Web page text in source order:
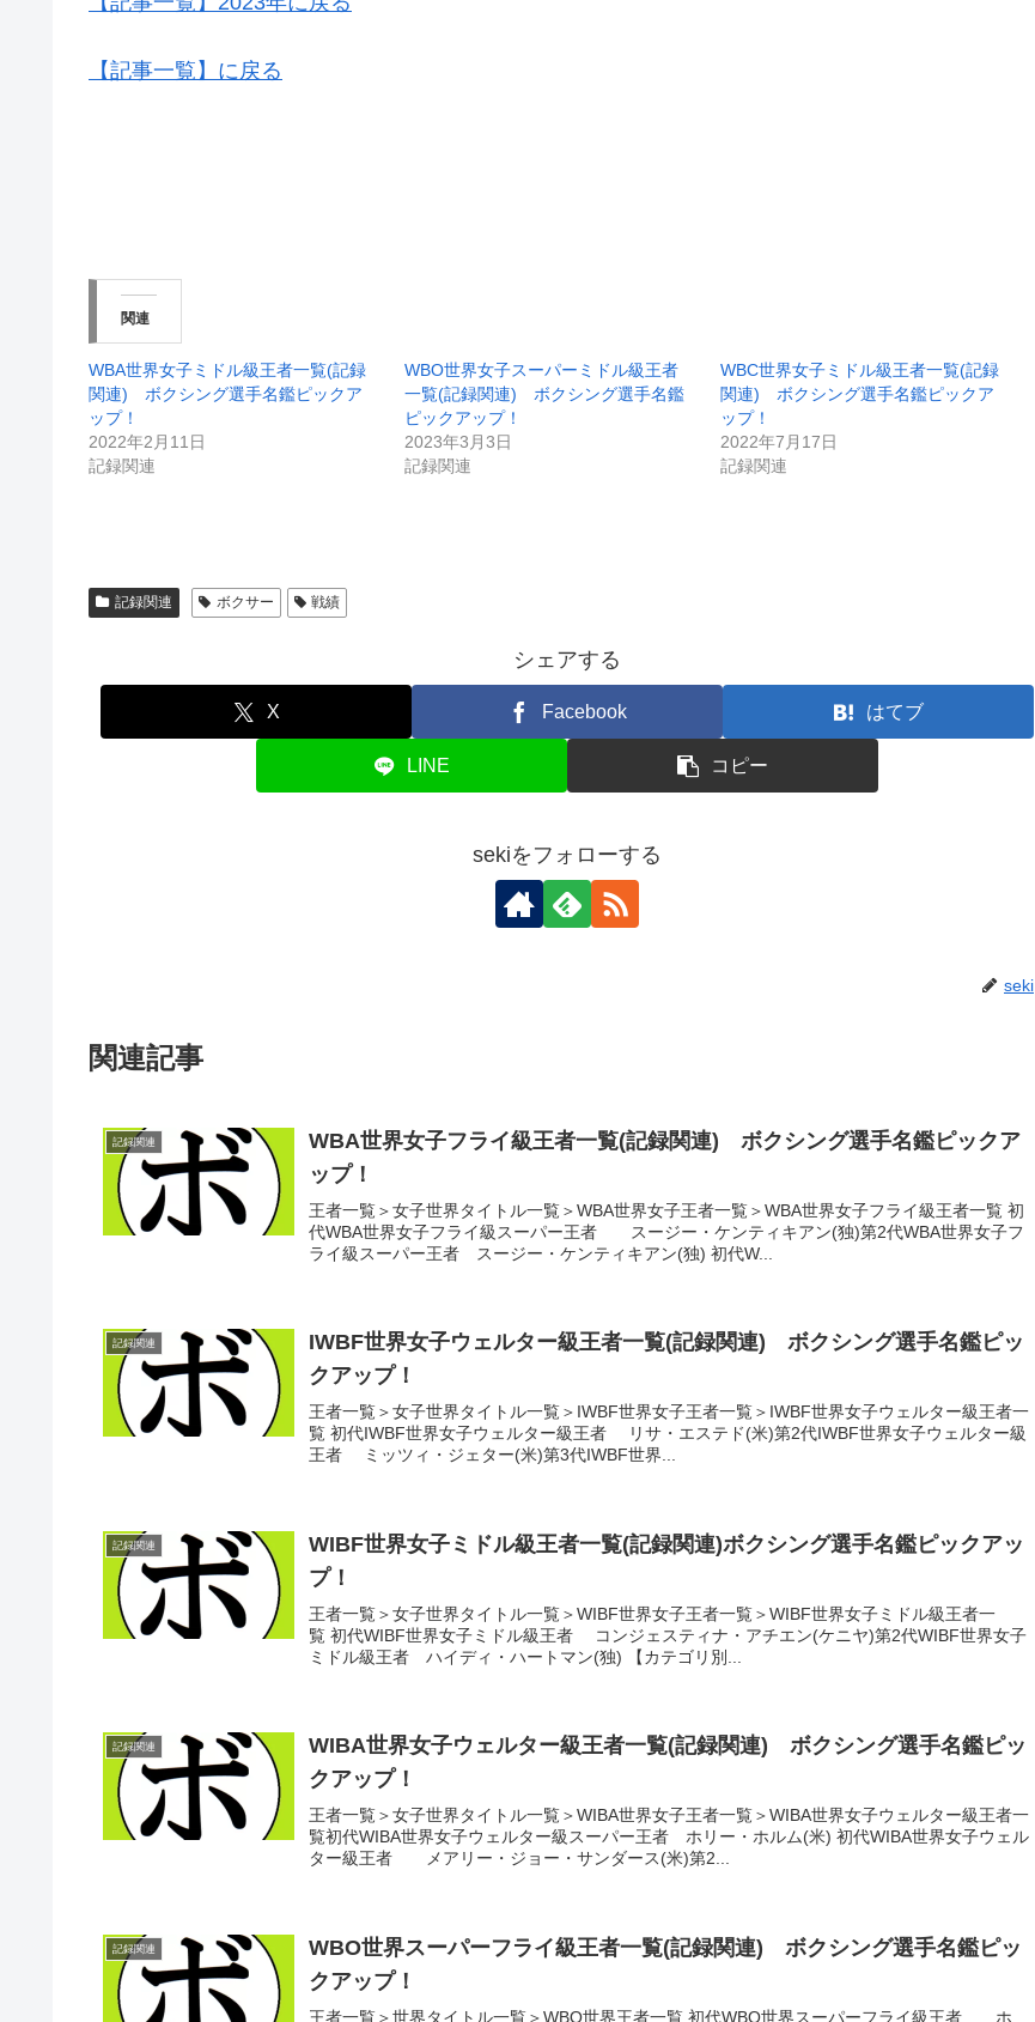
【記事一覧】に戻る
関連
WBA世界女子ミドル級王者一覧(記録
関連) ボクシング選手名鑑ピックア
ップ！
2022年2月11日
記録関連
WBO世界女子スーパーミドル級王者
一覧(記録関連) ボクシング選手名鑑
ピックアップ！
2023年3月3日
記録関連
WBC世界女子ミドル級王者一覧(記録
関連) ボクシング選手名鑑ピックア
ップ！
2022年7月17日
記録関連
記録関連 ボクサー 戦績
シェアする
X Facebook はてブ
LINE コピー
sekiをフォローする
seki
関連記事
記録関連
WBA世界女子フライ級王者一覧(記録関連) ボクシング選手名鑑ピックア
ップ！
王者一覧＞女子世界タイトル一覧＞WBA世界女子王者一覧＞WBA世界女子フライ級王者一覧 初
代WBA世界女子フライ級スーパー王者 スージー・ケンティキアン(独)第2代WBA世界女子フ
ライ級スーパー王者 スージー・ケンティキアン(独) 初代W...
記録関連
IWBF世界女子ウェルター級王者一覧(記録関連) ボクシング選手名鑑ピッ
クアップ！
王者一覧＞女子世界タイトル一覧＞IWBF世界女子王者一覧＞IWBF世界女子ウェルター級王者一
覧 初代IWBF世界女子ウェルター級王者 リサ・エステド(米)第2代IWBF世界女子ウェルター級
王者 ミッツィ・ジェター(米)第3代IWBF世界...
記録関連
WIBF世界女子ミドル級王者一覧(記録関連)ボクシング選手名鑑ピックアッ
プ！
王者一覧＞女子世界タイトル一覧＞WIBF世界女子王者一覧＞WIBF世界女子ミドル級王者一
覧 初代WIBF世界女子ミドル級王者 コンジェスティナ・アチエン(ケニヤ)第2代WIBF世界女子
ミドル級王者 ハイディ・ハートマン(独) 【カテゴリ別...
記録関連
WIBA世界女子ウェルター級王者一覧(記録関連) ボクシング選手名鑑ピッ
クアップ！
王者一覧＞女子世界タイトル一覧＞WIBA世界女子王者一覧＞WIBA世界女子ウェルター級王者一
覧初代WIBA世界女子ウェルター級スーパー王者 ホリー・ホルム(米) 初代WIBA世界女子ウェル
ター級王者 メアリー・ジョー・サンダース(米)第2...
記録関連
WBO世界スーパーフライ級王者一覧(記録関連) ボクシング選手名鑑ピッ
クアップ！
王者一覧＞世界タイトル一覧＞WBO世界王者一覧 初代WBO世界スーパーフライ級王者 ホ